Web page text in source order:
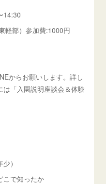
14:30
軽部）参加費:1000円
からお願いします。詳し
「入園説明座談会＆体験
）
で知ったか